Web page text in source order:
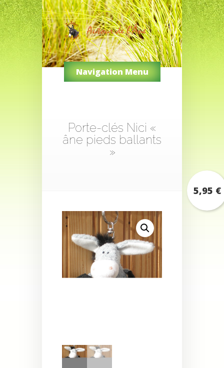
Navigation Menu
Porte-clés Nici «
âne pieds ballants
»
5,95 €